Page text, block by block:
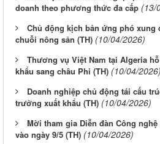
doanh theo phương thức đa cấp (13/
Chủ động kịch bản ứng phó xung
chuỗi nông sản (TH) (10/04/2026)
Thương vụ Việt Nam tại Algeria
khẩu sang châu Phi (TH) (10/04/2026)
Doanh nghiệp chủ động tái cấu
trưởng xuất khẩu (TH) (10/04/2026)
Mời tham gia Diễn đàn Công
vào ngày 9/5 (TH) (10/04/2026)